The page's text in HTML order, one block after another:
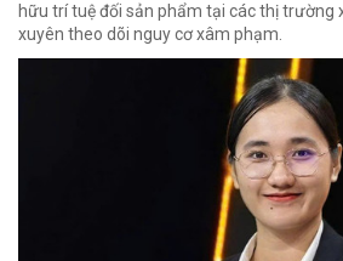
hữu trí tuệ đối sản phẩm tại các thị trường
xuyên theo dõi nguy cơ xâm phạm.